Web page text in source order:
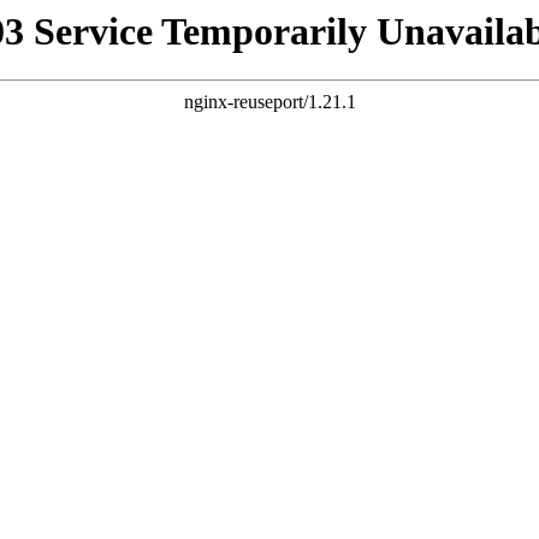
Service Temporarily
nginx-reuseport/1.21.1